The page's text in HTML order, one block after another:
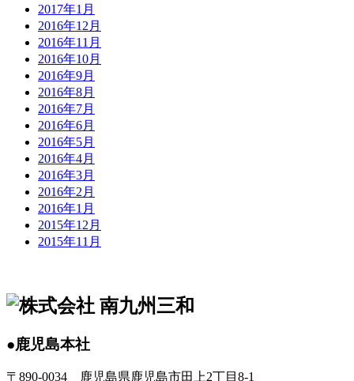
2017年1月
2016年12月
2016年11月
2016年10月
2016年9月
2016年8月
2016年7月
2016年6月
2016年5月
2016年4月
2016年3月
2016年2月
2016年1月
2015年12月
2015年11月
●鹿児島本社
〒890-0034 鹿児島県鹿児島市田上2丁目8-1